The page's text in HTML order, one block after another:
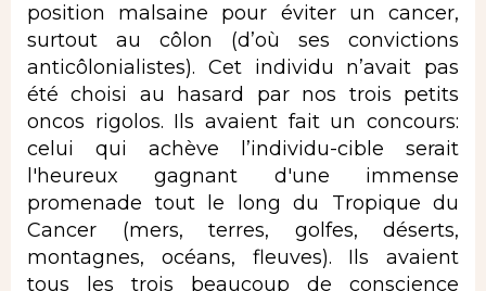
position malsaine pour éviter un cancer,
surtout au côlon (d’où ses convictions
anticôlonialistes). Cet individu n’avait pas
été choisi au hasard par nos trois petits
oncos rigolos. Ils avaient fait un concours:
celui qui achève l’individu-cible serait
l'heureux gagnant d'une immense
promenade tout le long du Tropique du
Cancer (mers, terres, golfes, déserts,
montagnes, océans, fleuves). Ils avaient
tous les trois beaucoup de conscience